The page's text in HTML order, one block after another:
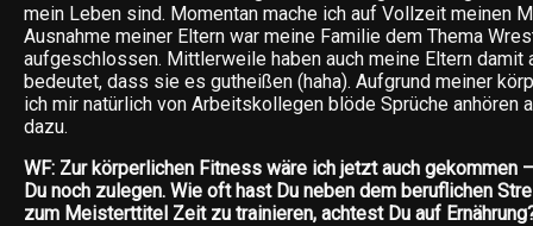
mein Leben sind. Momentan mache ich auf Vollzeit meinen
Ausnahme meiner Eltern war meine Familie dem Thema
aufgeschlossen. Mittlerweile haben auch meine Eltern damit
bedeutet, dass sie es gutheißen (haha). Aufgrund meiner
ich mir natürlich von Arbeitskollegen blöde Sprüche anhören
dazu.
WF: Zur körperlichen Fitness wäre ich jetzt auch gekommen
Du noch zulegen. Wie oft hast Du neben dem beruflichen
zum Meisterttitel Zeit zu trainieren, achtest Du auf